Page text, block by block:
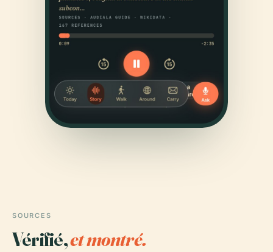
SOURCES
Vérifié,et montré.